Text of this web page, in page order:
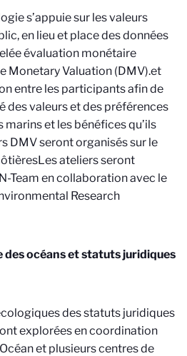
s’appuie sur les valeurs
en lieu et place des données
évaluation monétaire
Monetary Valuation (DMV).et
entre les participants afin de
des valeurs et des préférences
et les bénéfices qu’ils
DMV seront organisés sur le
Les ateliers seront
Team en collaboration avec le
Research
des océans et statuts juridiques
des statuts juridiques
explorées en coordination
et plusieurs centres de